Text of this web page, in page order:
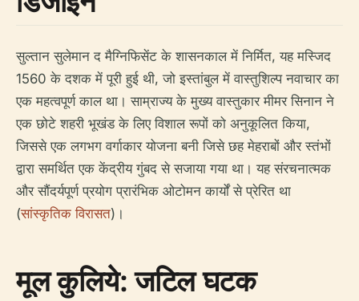
सुल्तान सुलेमान द मैग्निफिसेंट के शासनकाल में निर्मित, यह मस्जिद
1560 के दशक में पूरी हुई थी, जो इस्तांबुल में वास्तुशिल्प नवाचार का
एक महत्वपूर्ण काल था। साम्राज्य के मुख्य वास्तुकार मीमर सिनान ने
एक छोटे शहरी भूखंड के लिए विशाल रूपों को अनुकूलित किया,
जिससे एक लगभग वर्गाकार योजना बनी जिसे छह मेहराबों और स्तंभों
द्वारा समर्थित एक केंद्रीय गुंबद से सजाया गया था। यह संरचनात्मक
और सौंदर्यपूर्ण प्रयोग प्रारंभिक ओटोमन कार्यों से प्रेरित था
(सांस्कृतिक विरासत)।
मूल कुलिये: जटिल घटक